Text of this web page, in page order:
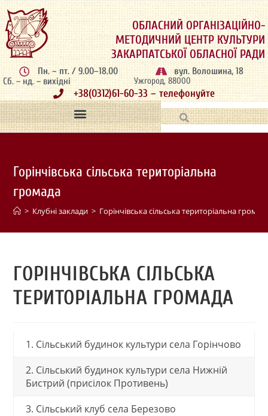
ОБЛАСНИЙ ОРГАНІЗАЦІЙНО-
МЕТОДИЧНИЙ ЦЕНТР КУЛЬТУРИ
ЗАКАРПАТСЬКОЇ ОБЛАСНОЇ РАДИ
Пн. – пт. / 9.00–18.00
Сб. – нд. – вихідні
вул. Волошина, 18
Ужгород, 88000
+38(0312)61-60-33 – телефонуйте
Горінчівська сільська територіальна
громада
> Клубні заклади > Горінчівська сільська територіальна
ГОРІНЧІВСЬКА СІЛЬСЬКА
ТЕРИТОРІАЛЬНА ГРОМАДА
1. Сільський будинок культури села Горінчово
2. Сільський будинок культури села Нижній
Бистрий (присілок Противень)
3. Сільський клуб села Березово